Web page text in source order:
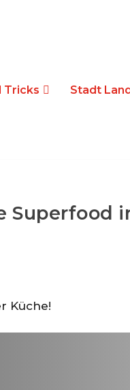
Tricks Stadt
Superfood
Küche!